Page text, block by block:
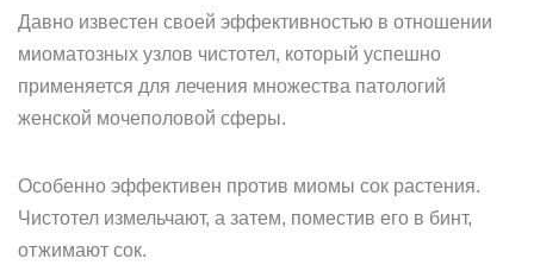
Давно известен своей эффективностью в отношении
миоматозных узлов чистотел, который успешно
применяется для лечения множества патологий
женской мочеполовой сферы.
Особенно эффективен против миомы сок растения.
Чистотел измельчают, а затем, поместив его в бинт,
отжимают сок.